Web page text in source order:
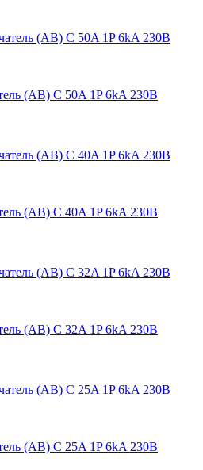
(АВ) C 50A 1P 6kA 230В
(АВ) C 40A 1P 6kA 230В
(АВ) C 32A 1P 6kA 230В
(АВ) C 25A 1P 6kA 230В